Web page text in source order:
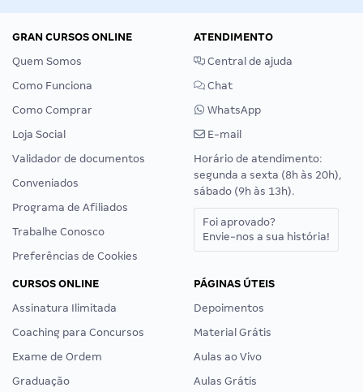
GRAN CURSOS ONLINE
Quem Somos
Como Funciona
Como Comprar
Loja Social
Validador de documentos
Conveniados
Programa de Afiliados
Trabalhe Conosco
Preferências de Cookies
ATENDIMENTO
Central de ajuda
Chat
WhatsApp
E-mail
Horário de atendimento:
segunda a sexta (8h às 20h),
sábado (9h às 13h).
Foi aprovado?
Envie-nos a sua história!
CURSOS ONLINE
Assinatura Ilimitada
Coaching para Concursos
Exame de Ordem
Graduação
PÁGINAS ÚTEIS
Depoimentos
Material Grátis
Aulas ao Vivo
Aulas Grátis